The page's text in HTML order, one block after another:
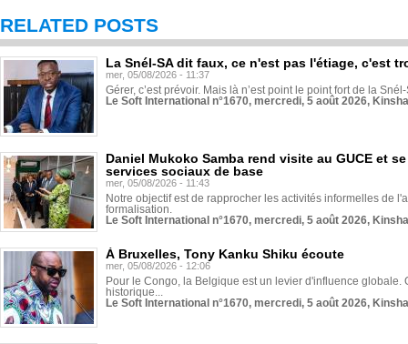
RELATED POSTS
La Snél-SA dit faux, ce n'est pas l'étiage, c'est
mer, 05/08/2026 - 11:37
Gérer, c’est prévoir. Mais là n’est point le point fort de la
Le Soft International n°1670, mercredi, 5 août 2026,
Daniel Mukoko Samba rend visite au GUCE et
services sociaux de base
mer, 05/08/2026 - 11:43
Notre objectif est de rapprocher les activités informelles de
formalisation.
Le Soft International n°1670, mercredi, 5 août 2026,
À Bruxelles, Tony Kanku Shiku écoute
mer, 05/08/2026 - 12:06
Pour le Congo, la Belgique est un levier d'influence globale.
historique...
Le Soft International n°1670, mercredi, 5 août 2026,